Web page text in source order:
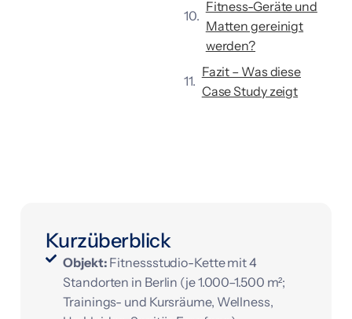
Fitness-Geräte und
Matten gereinigt
werden?
Fazit – Was diese
Case Study zeigt
Kurzüberblick
Objekt: Fitnessstudio-Kette mit 4
Standorten in Berlin (je 1.000–1.500 m²;
Trainings- und Kursräume, Wellness,